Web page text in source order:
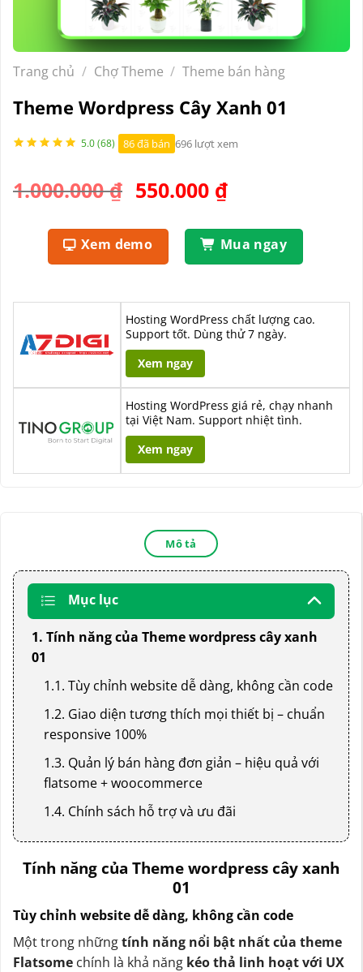
Trang chủ / Chợ Theme / Theme bán hàng
Theme Wordpress Cây Xanh 01
5.0 (68) 86 đã bán 696 lượt xem
1.000.000₫ Giá
là:
1.000.000 ₫.
550.000 ₫Giá
tại
là:
Xem demo Mua ngay
Hosting WordPress chất lượng cao.
Support tốt. Dùng thử 7 ngày.
Xem ngay
Hosting WordPress giá rẻ, chạy nhanh
tại Việt Nam. Support nhiệt tình.
Xem ngay
Mô tả
Mục lục
1. Tính năng của Theme wordpress cây xanh
01
1.1. Tùy chỉnh website dễ dàng, không cần code
1.2. Giao diện tương thích mọi thiết bị – chuẩn
responsive 100%
1.3. Quản lý bán hàng đơn giản – hiệu quả với
flatsome + woocommerce
1.4. Chính sách hỗ trợ và ưu đãi
Tính năng của Theme wordpress cây xanh
01
Tùy chỉnh website dễ dàng, không cần code
Một trong nhữngtính năng nổi bật nhất của theme
Flatsome chính là khả năng kéo thả linh hoạt với UX